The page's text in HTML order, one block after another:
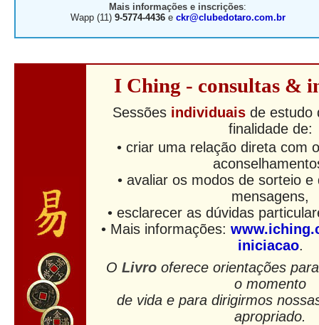
Mais informações e inscrições:
Wapp (11) 9-5774-4436e ckr@clubedotaro.com.br
I Ching - consultas &
Sessões individuaisde estudo
finalidade de:
• criar uma relação direta com
• avaliar os modos de sorteio e
mensagens,
• esclarecer as dúvidas
• Mais informações:
iniciacao.
O Livro oferece orientações
o momento
de vida e para dirigirmos
apropriado.